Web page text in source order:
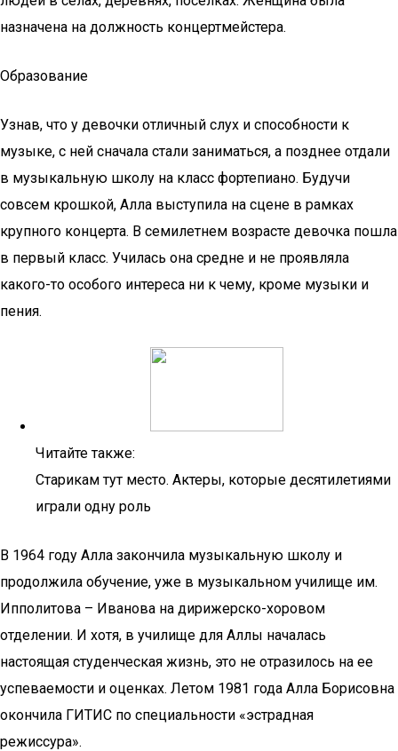
назначена на должность концертмейстера.
Образование
Узнав, что у девочки отличный слух и способности к
музыке, с ней сначала стали заниматься, а позднее отдали
в музыкальную школу на класс фортепиано. Будучи
совсем крошкой, Алла выступила на сцене в рамках
крупного концерта. В семилетнем возрасте девочка пошла
в первый класс. Училась она средне и не проявляла
какого-то особого интереса ни к чему, кроме музыки и
пения.
Читайте также:
Старикам тут место. Актеры, которые десятилетиями
играли одну роль
В 1964 году Алла закончила музыкальную школу и
продолжила обучение, уже в музыкальном училище им.
Ипполитова – Иванова на дирижерско-хоровом
отделении. И хотя, в училище для Аллы началась
настоящая студенческая жизнь, это не отразилось на ее
успеваемости и оценках. Летом 1981 года Алла Борисовна
окончила ГИТИС по специальности «эстрадная
режиссура».